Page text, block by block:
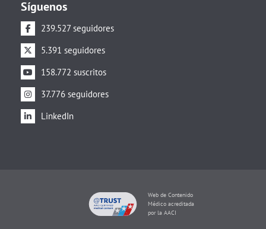
Síguenos
239.527 seguidores
5.391 seguidores
158.772 suscritos
37.776 seguidores
LinkedIn
Web de Contenido
Médico acreditada
por la AACI